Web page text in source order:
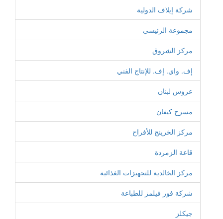
شركة إيلاف الدولية
مجموعة الرئيسي
مركز الشروق
إف. واي. إف. للإنتاج الفني
عروس لبنان
مسرح كيفان
مركز الخرينج للأفراح
قاعة الزمردة
مركز الخالدية للتجهيزات الغذائية
شركة فور فيلمز للطباعة
جيكلز